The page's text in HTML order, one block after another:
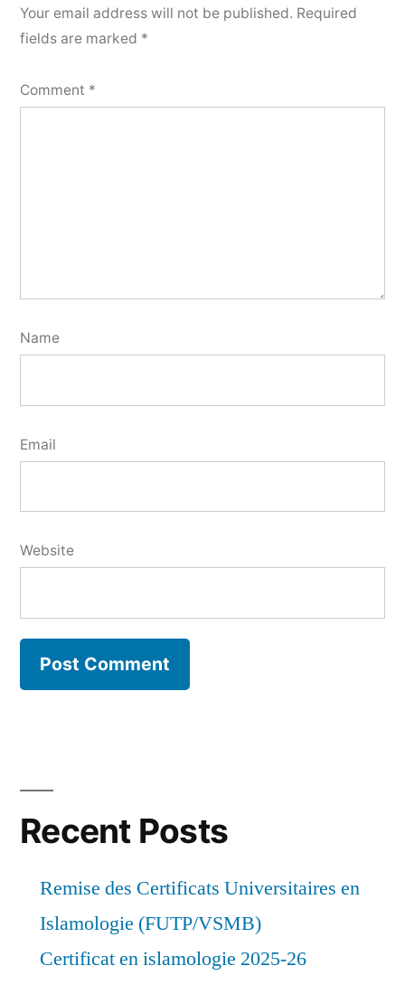
Your email address will not be published. Required
fields are marked *
Comment *
Name
Email
Website
Recent Posts
Remise des Certificats Universitaires en
Islamologie (FUTP/VSMB)
Certificat en islamologie 2025-26